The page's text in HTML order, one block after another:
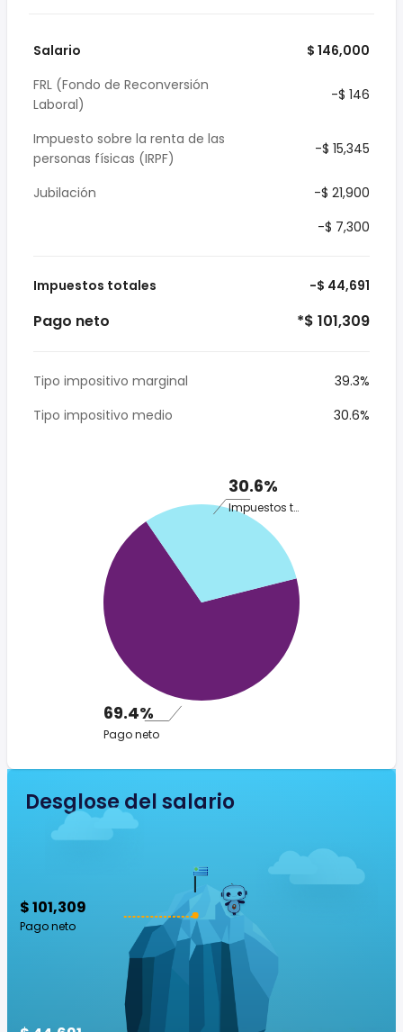
Salario
$ 146,000
FRL (Fondo de Reconversión
Laboral)
-$ 146
Impuesto sobre la renta de las
personas físicas (IRPF)
-$ 15,345
Jubilación
-$ 21,900
-$ 7,300
Impuestos totales -$ 44,691
Pago neto *$ 101,309
Tipo impositivo marginal
39.3%
Tipo impositivo medio
30.6%
30.6%
Impuestos totales
69.4%
Pago neto
Desglose del salario
$ 101,309
Pago neto